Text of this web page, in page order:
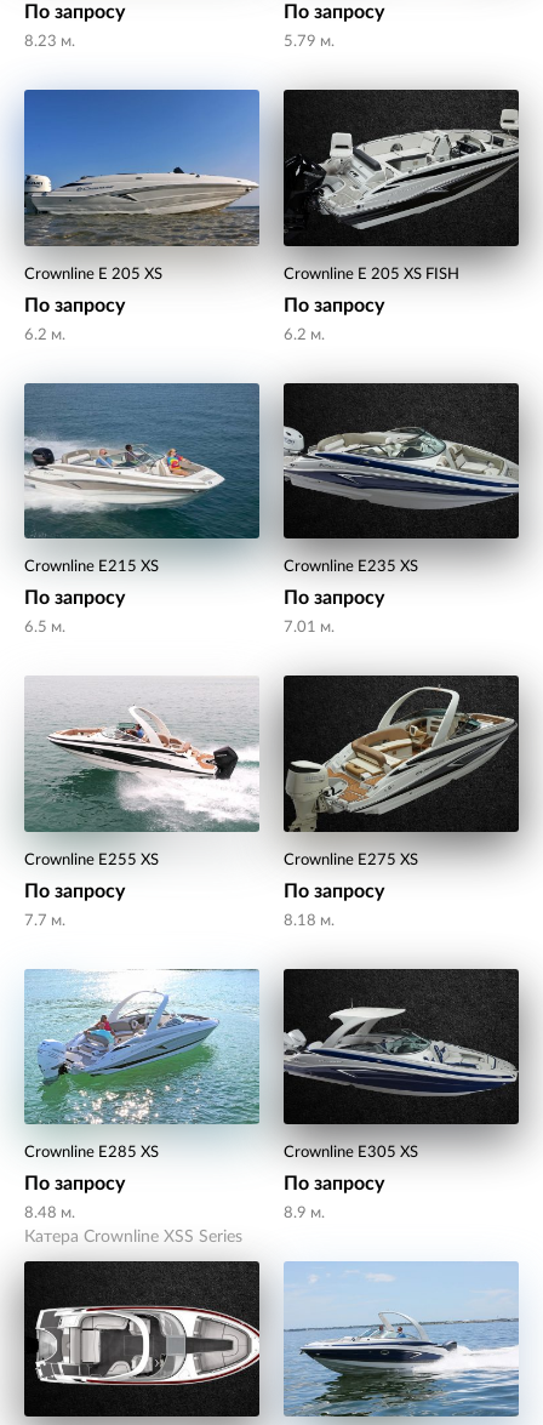
По запросу
8.23 м.
По запросу
5.79 м.
Crownline E 205 XS
По запросу
6.2 м.
Crownline E 205 XS FISH
По запросу
6.2 м.
Crownline E215 XS
По запросу
6.5 м.
Crownline E235 XS
По запросу
7.01 м.
Crownline E255 XS
По запросу
7.7 м.
Crownline E275 XS
По запросу
8.18 м.
Crownline E285 XS
По запросу
8.48 м.
Crownline E305 XS
По запросу
8.9 м.
Катера Crownline XSS Series